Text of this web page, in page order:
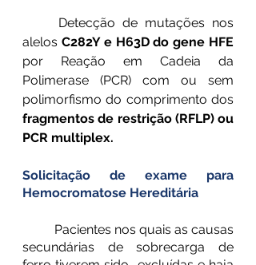
alelos
por Reação em Cadeia da
Polimerase (PCR) com ou sem
fragmentos de restrição (RFLP) ou
PCR multiplex.
Solicitação de exame para
Hemocromatose Hereditária
secundárias de sobrecarga de